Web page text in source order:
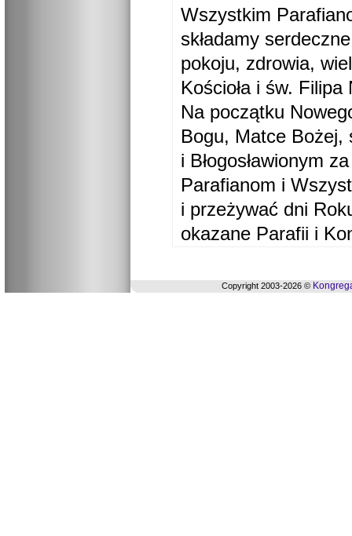
Wszystkim
składamy
pokoju, zdrowia,
Kościoła i św. Filipa
Na początku
Bogu, Matce Bożej,
i Błogosławionym
Parafianom i
i przeżywać dni
okazane Parafii i
Copyright 2003-2026 ©